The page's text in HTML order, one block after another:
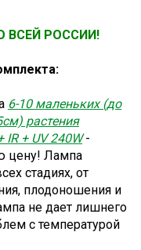
РОССИИ!
6-10 маленьких (до
растения
IR + UV 240W-
цену! Лампа
стадиях, от
плодоношения и
не дает лишнего
с температурой